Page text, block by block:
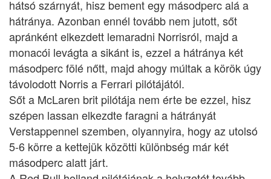
hátsó szárnyát, hisz bement egy másodperc alá a
hátránya. Azonban ennél tovább nem jutott, sőt
apránként elkezdett lemaradni Norrisról, majd a
monacói levágta a sikánt is, ezzel a hátránya két
másodperc fölé nőtt, majd ahogy múltak a körök úgy
távolodott Norris a Ferrari pilótájától.
Sőt a McLaren brit pilótája nem érte be ezzel, hisz
szépen lassan elkezdte faragni a hátrányát
Verstappennel szemben, olyannyira, hogy az utolsó
5-6 körre a kettejük közötti különbség már két
másodperc alatt járt.